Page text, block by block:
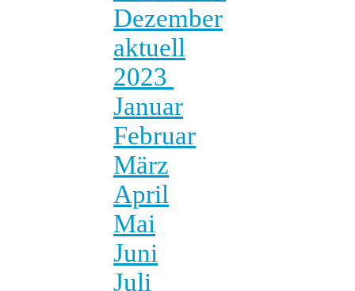
Dezember
aktuell
2023
Januar
Februar
März
April
Mai
Juni
Juli